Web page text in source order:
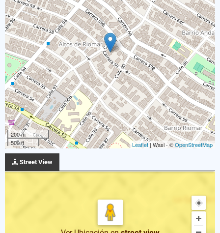
200 m
500 ft
Leaflet| Wasi - ©OpenStreetMap
Street View